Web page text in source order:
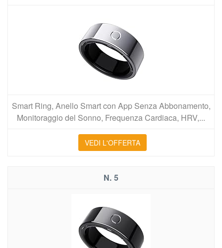
Smart Ring, Anello Smart con App Senza Abbonamento,
Monitoraggio del Sonno, Frequenza Cardiaca, HRV,...
VEDI L'OFFERTA
5